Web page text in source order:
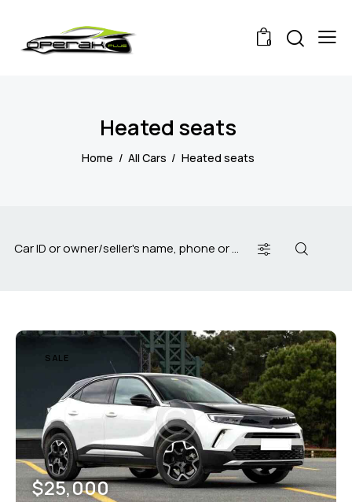
0
Heated seats
Home All Cars Heated seats
Mileage
100 185000
Engine size
0 765
SALE
$25,000